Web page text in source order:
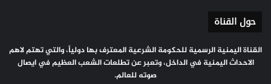
حول القناة
القناة اليمنية الرسمية للحكومة الشرعية المعترف بها دولياً، والتي تهتم لاهم
الاحداث اليمنية في الداخل، وتعبر عن تطلعات الشعب العظيم في ايصال
صوته للعالم.